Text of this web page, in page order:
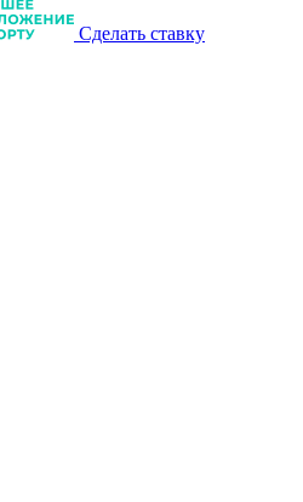
Сделать ставку